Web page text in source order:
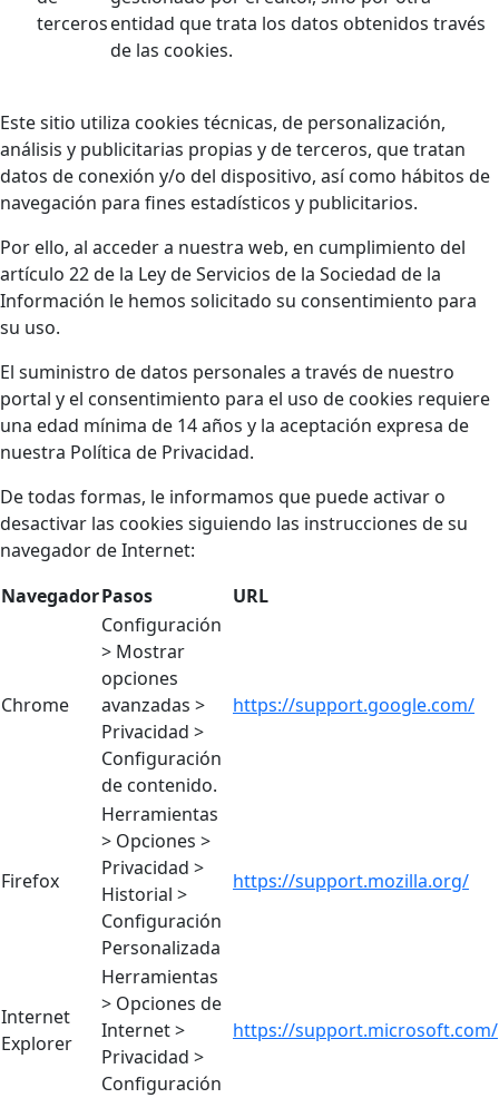
tercerosentidad que trata los datos obtenidos través
de las cookies.
Este sitio utiliza cookies técnicas, de personalización,
análisis y publicitarias propias y de terceros, que tratan
datos de conexión y/o del dispositivo, así como hábitos de
navegación para fines estadísticos y publicitarios.
Por ello, al acceder a nuestra web, en cumplimiento del
artículo 22 de la Ley de Servicios de la Sociedad de la
Información le hemos solicitado su consentimiento para
su uso.
El suministro de datos personales a través de nuestro
portal y el consentimiento para el uso de cookies requiere
una edad mínima de 14 años y la aceptación expresa de
nuestra Política de Privacidad.
De todas formas, le informamos que puede activar o
desactivar las cookies siguiendo las instrucciones de su
navegador de Internet:
NavegadorPasos URL
Chrome
Configuración
> Mostrar
opciones
avanzadas >
Privacidad >
Configuración
de contenido.
https://support.google.com/
Firefox
Herramientas
> Opciones >
Privacidad >
Historial >
Configuración
Personalizada
https://support.mozilla.org/
Internet
Explorer
Herramientas
> Opciones de
Internet >
Privacidad >
Configuración
https://support.microsoft.com/